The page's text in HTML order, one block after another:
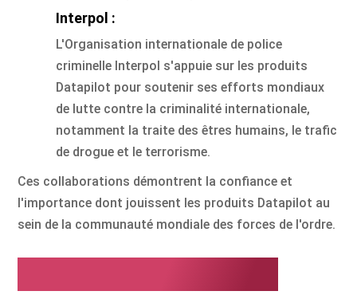
Interpol :
L'Organisation internationale de police
criminelle Interpol s'appuie sur les produits
Datapilot pour soutenir ses efforts mondiaux
de lutte contre la criminalité internationale,
notamment la traite des êtres humains, le trafic
de drogue et le terrorisme.
Ces collaborations démontrent la confiance et
l'importance dont jouissent les produits Datapilot au
sein de la communauté mondiale des forces de l'ordre.